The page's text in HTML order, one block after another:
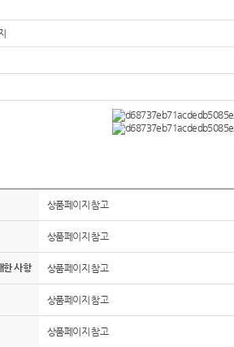
상품페이지 참고
상품페이지 참고
한 사항 상품페이지 참고
상품페이지 참고
상품페이지 참고